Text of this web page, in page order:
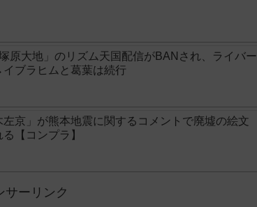
原大地」のリズム天国配信がBANされ、ライバー
ブラヒムと葛葉は続行
京」が熊本地震に関するコメントで廃墟の絵文
【コンプラ】
サーリンク